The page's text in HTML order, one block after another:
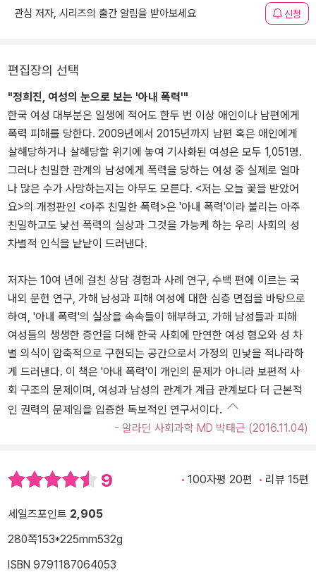
관심 저자, 시리즈의 출간 알림을 받아보세요 신청
편집장의 선택
"정희진, 여성의 눈으로 보는 '아내 폭력'"
한국 여성 대부분은 일생에 적어도 한두 번 이상 애인이나 남편에게
폭력 피해를 당한다. 2009년에서 2015년까지 남편 혹은 애인에게
살해당하거나 살해당할 위기에 놓여 기사화된 여성은 모두 1,051명.
그러나 친밀한 관계의 남성에게 폭력을 당하는 여성 중 실제로 얼마
나 많은 수가 사망하는지는 아무도 모른다. <저는 오늘 꽃을 받았어
요>의 개정판인 <아주 친밀한 폭력>은 '아내 폭력'이라 불리는 아주
친밀하고도 낯선 폭력의 실상과 그것을 가능케 하는 우리 사회의 성
차별적 인식을 낱낱이 드러낸다.
저자는 10여 년에 걸친 상담 경험과 사례 연구, 수백 편에 이르는 국
내외 문헌 연구, 가해 남성과 피해 여성에 대한 심층 면접을 바탕으로
하여, '아내 폭력'의 실상을 속속들이 해부하고, 가해 남성들과 피해
여성들의 생생한 증언을 더해 한국 사회에 만연한 여성 혐오와 성 차
별 의식이 압축적으로 구현되는 공간으로서 가정의 민낯을 적나라하
게 드러낸다. 이 책은 '아내 폭력'이 개인의 문제가 아니라 보편적 사
회 구조의 문제이며, 여성과 남성의 관계가 계급 관계보다 더 근본적
인 권력의 문제임을 입증한 독보적인 연구서이다.
- 알라딘 사회과학 MD 박태근 (2016.11.04)
9 100자평 20편 리뷰 15편
세일즈포인트 2,905
280쪽153*225mm532g
ISBN 9791187064053